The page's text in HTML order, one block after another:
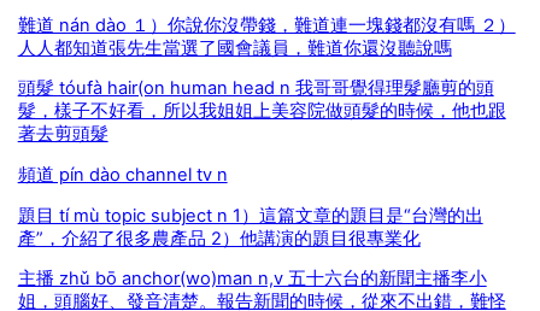
難道 nán dào １）你說你沒帶錢，難道連一塊錢都沒有嗎 ２）
人人都知道張先生當選了國會議員，難道你還沒聽說嗎
頭髮 tóufà hair(on human head n 我哥哥覺得理髮廳剪的頭
髮，樣子不好看，所以我姐姐上美容院做頭髮的時候，他也跟
著去剪頭髮
頻道 pín dào channel tv n
題目 tí mù topic subject n 1）這篇文章的題目是“台灣的出
產”，介紹了很多農產品 2）他講演的題目很專業化
主播 zhǔ bō anchor(wo)man n,v 五十六台的新聞主播李小
姐，頭腦好、發音清楚。報告新聞的時候，從來不出錯，難怪